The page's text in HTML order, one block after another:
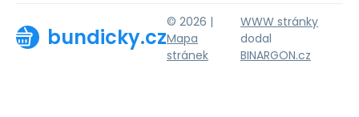
bundicky.cz
© 2026 |
Mapa
stránek
WWW stránky
dodal
BINARGON.cz